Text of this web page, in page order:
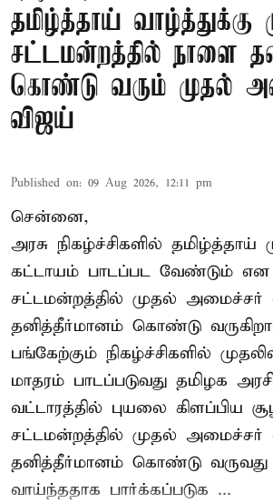
தமிழ்த்தாய் வாழ்த்துக்கு
சட்டமன்றத்தில் நாளை
கொண்டு வரும் முதல்
விஜய்
Published on: 09 Aug 2026, 12:11 pm
சென்னை,
அரசு நிகழ்ச்சிகளில் தமிழ்த்தாய்
கட்டாயம் பாடப்பட வேண்டும் என
சட்டமன்றத்தில் முதல் அமைச்சர்
தனித்தீர்மானம் கொண்டு
பங்கேற்கும் நிகழ்ச்சிகளில்
மாதரம் பாடப்படுவது தமிழக
வட்டாரத்தில் புயலை கிளப்பிய
சட்டமன்றத்தில் முதல் அமைச்சர்
தனித்தீர்மானம் கொண்டு வருவது
வாய்ந்ததாக பார்க்கப்படுக ...